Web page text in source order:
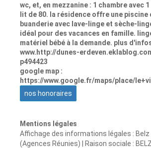
wc, et, en mezzanine : 1 chambre avec
lit de 80. la résidence offre une piscine
buanderie avec lave-linge et sèche-
idéal pour des vacances en famille.
matériel bébé à la demande. plus
www.http://dunes-
p494423
google map :
https://www.google.fr/maps/place/
nos honoraires
Mentions légales
Affichage des informations légales : Belz
(Agences Réunies) | Raison sociale : BELZ